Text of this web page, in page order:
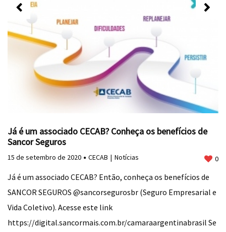
Já é um associado CECAB? Conheça os benefícios de
Sancor Seguros
15 de setembro de 2020 CECAB Notícias 0
Já é um associado CECAB? Então, conheça os benefícios de
SANCOR SEGUROS @sancorsegurosbr (Seguro Empresarial e
Vida Coletivo). Acesse este link
https://digital.sancormais.com.br/camaraargentinabrasil Se